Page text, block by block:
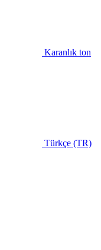
Karanlık ton
Türkçe (TR)